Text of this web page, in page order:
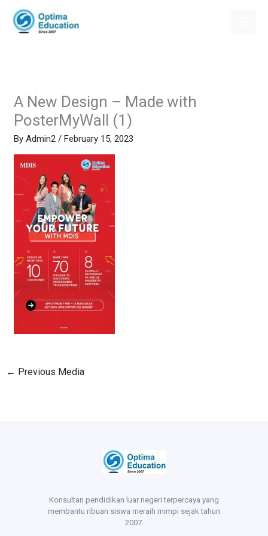
content
A New Design – Made with
PosterMyWall (1)
ByAdmin2/February 15, 2023
← Previous Media
Konsultan pendidikan luar negeri terpercaya yang
membantu ribuan siswa meraih mimpi sejak tahun
2007.